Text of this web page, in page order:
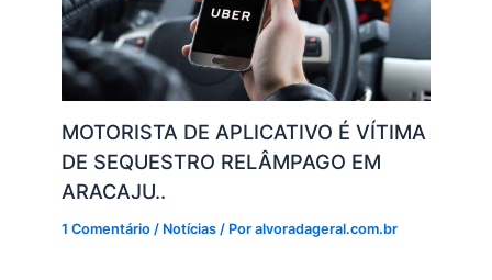
MOTORISTA DE APLICATIVO É VÍTIMA
DE SEQUESTRO RELÂMPAGO EM
ARACAJU..
1 Comentário / Notícias / Poralvoradageral.com.br